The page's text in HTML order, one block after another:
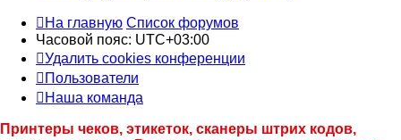
На главную Список форумов
Часовой пояс: UTC+03:00
Удалить cookies конференции
Пользователи
Наша команда
Принтеры чеков, этикеток, сканеры штрих кодов,